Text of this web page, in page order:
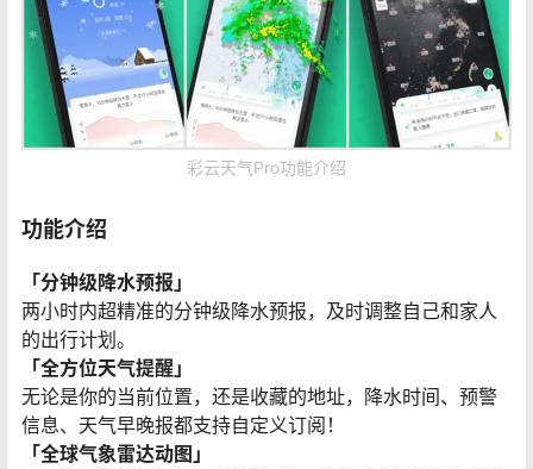
彩云天气Pro功能介绍
功能介绍
「分钟级降水预报」
两小时内超精准的分钟级降水预报，及时调整自己和家人
的出行计划。
「全方位天气提醒」
无论是你的当前位置，还是收藏的地址，降水时间、预警
信息、天气早晚报都支持自定义订阅！
「全球气象雷达动图」